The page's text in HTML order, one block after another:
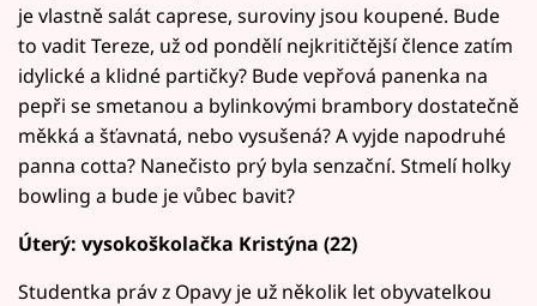
je vlastně salát caprese, suroviny jsou koupené. Bude
to vadit Tereze, už od pondělí nejkritičtější člence zatím
idylické a klidné partičky? Bude vepřová panenka na
pepři se smetanou a bylinkovými brambory dostatečně
měkká a šťavnatá, nebo vysušená? A vyjde napodruhé
panna cotta? Nanečisto prý byla senzační. Stmelí holky
bowling a bude je vůbec bavit?
Úterý: vysokoškolačka Kristýna (22)
Studentka práv z Opavy je už několik let obyvatelkou